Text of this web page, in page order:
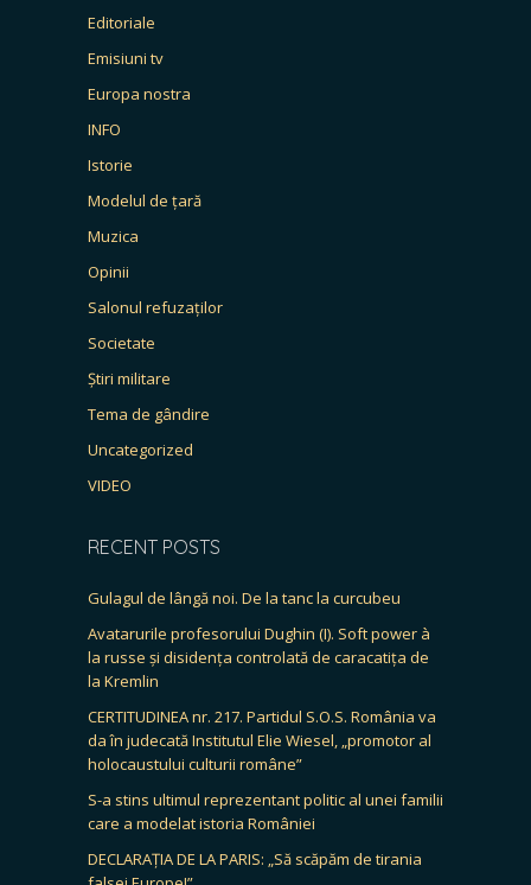
Editoriale
Emisiuni tv
Europa nostra
INFO
Istorie
Modelul de țară
Muzica
Opinii
Salonul refuzaților
Societate
Știri militare
Tema de gândire
Uncategorized
VIDEO
RECENT POSTS
Gulagul de lângă noi. De la tanc la curcubeu
Avatarurile profesorului Dughin (I). Soft power à
la russe și disidența controlată de caracatița de
la Kremlin
CERTITUDINEA nr. 217. Partidul S.O.S. România va
da în judecată Institutul Elie Wiesel, „promotor al
holocaustului culturii române”
S-a stins ultimul reprezentant politic al unei familii
care a modelat istoria României
DECLARAȚIA DE LA PARIS: „Să scăpăm de tirania